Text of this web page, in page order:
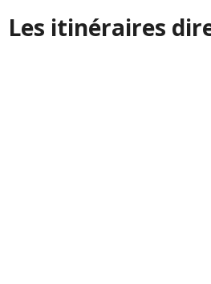
Les itinéraires